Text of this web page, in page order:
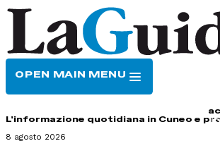
OPEN MAIN MENU
L'informazione quotidiana in Cuneo e
8 agosto 2026